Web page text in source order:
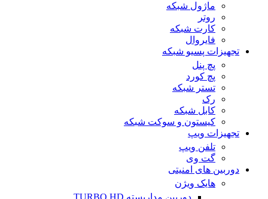
ماژول شبکه
روتر
کارت شبکه
فایروال
تجهیزات پسیو شبکه
پچ پنل
پچ کورد
تستر شبکه
رک
کابل شبکه
کیستون و سوکت شبکه
تجهیزات ویپ
تلفن ویپ
گت وی
دوربین های امنیتی
هایک ویژن
دوربین مداربسته TURBO HD